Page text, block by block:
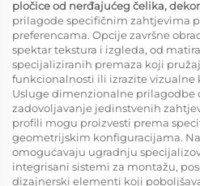
pločice od nerđajućeg čelika,
prilagode specifičnim zahtjevima
preferencama. Opcije završne
spektar tekstura i izgleda, od
specijaliziranih premaza koji
funkcionalnosti ili izrazite vizualne
Usluge dimenzionalne prilagodbe
zadovoljavanje jedinstvenih
profili mogu proizvesti prema
geometrijskim konfiguracijama.
omogućavaju ugradnju
integrisani sistemi za montažu,
dizajnerski elementi koji